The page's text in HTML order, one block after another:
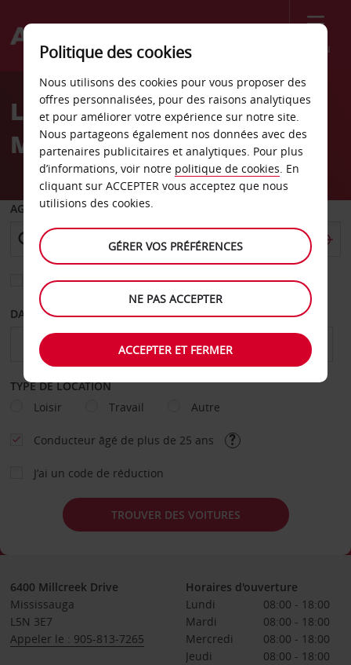
Menu
Welcome
AvisLocation de voiture
Millcreek Mississauga
AGENCE DE DÉPART
Sélectionnez une autre agence de retour
DATE DE DÉPART DATE DE RETOUR
TYPE DE LOCATION
Loisir
Travail Autre
Conducteur âgé de plus de 25 ans
J’ai un code de réduction
TROUVER DES VOITURES
6400 Millcreek Drive
Mississauga
L5N 3E7
Appeler le : 905-813-7265
Horaires d'ouverture
Lundi
08:00 - 18:00
Mardi
08:00 - 18:00
Mercredi
08:00 - 18:00
Jeudi
08:00 - 18:00
Politique des cookies
Nous utilisons des cookies pour vous proposer des
offres personnalisées, pour des raisons analytiques
et pour améliorer votre expérience sur notre site.
Nous partageons également nos données avec des
partenaires publicitaires et analytiques. Pour plus
d’informations, voir notre politique de cookies. En
cliquant sur ACCEPTER vous acceptez que nous
utilisions des cookies.
GÉRER VOS PRÉFÉRENCES
NE PAS ACCEPTER
ACCEPTER ET FERMER